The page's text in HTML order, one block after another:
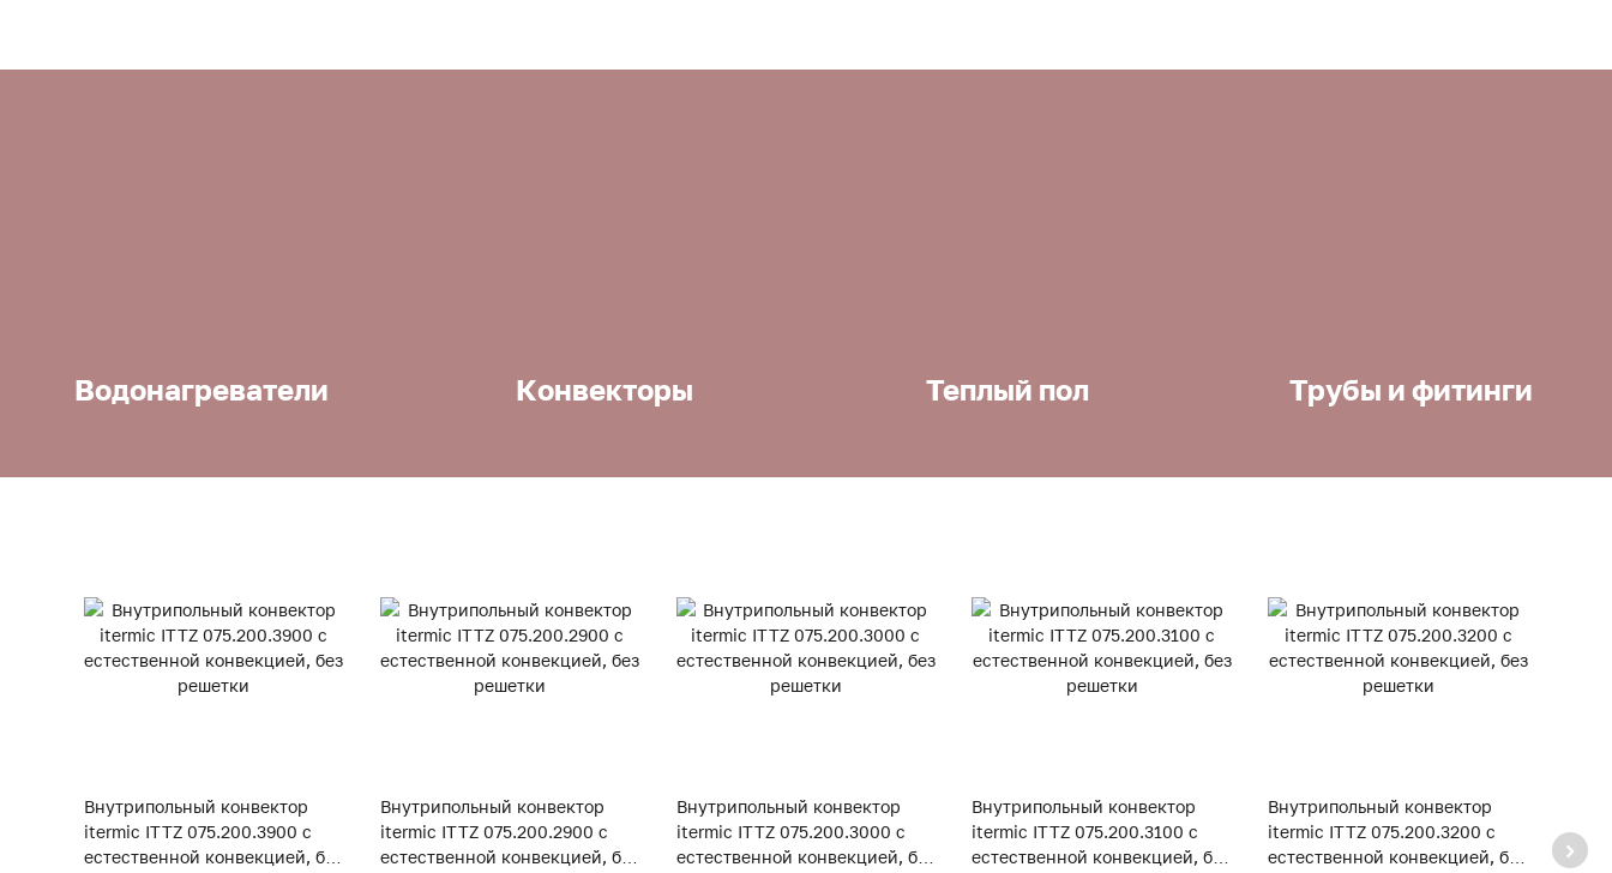
Водонагреватели Конвекторы Теплый пол Трубы и фитинги
Внутрипольный конвектор
itermic ITTZ 075.200.3900 с
естественной конвекцией, без
Внутрипольный конвектор
itermic ITTZ 075.200.2900 с
естественной конвекцией, без
Внутрипольный конвектор
itermic ITTZ 075.200.3000 с
естественной конвекцией, без
Внутрипольный конвектор
itermic ITTZ 075.200.3100 с
естественной конвекцией, без
Внутрипольный конвектор
itermic ITTZ 075.200.3200 с
естественной конвекцией, без